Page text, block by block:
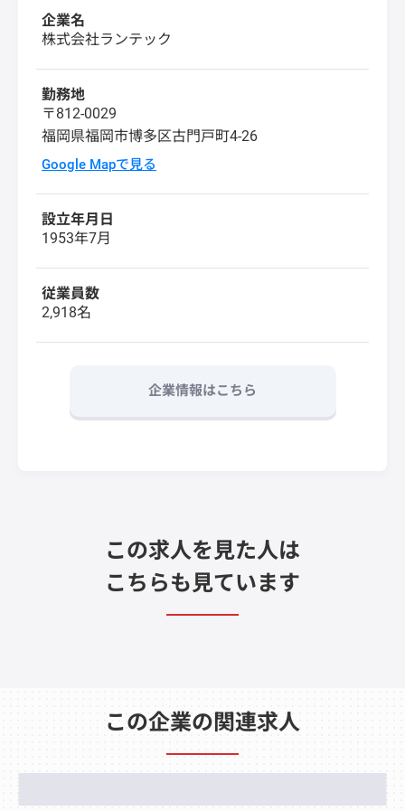
企業名
株式会社ランテック
勤務地
〒812-0029
福岡県福岡市博多区古門戸町4-26
Google Mapで見る
設立年月日
1953年7月
従業員数
2,918名
企業情報はこちら
この求人を見た人は
こちらも見ています
この企業の関連求人